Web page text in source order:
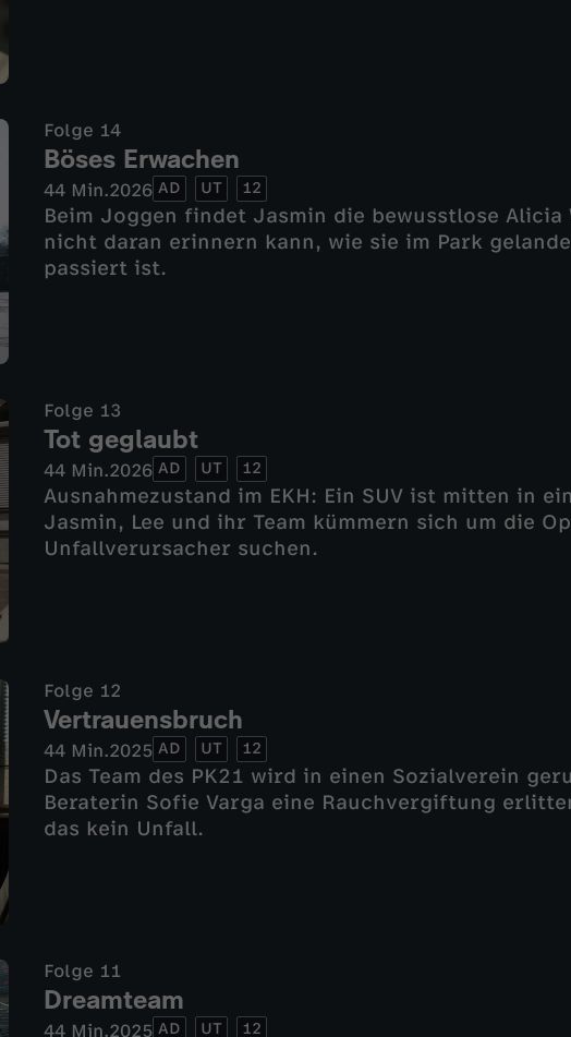
Folge 14
Böses Erwachen
44 Min.2026 AD UT 12
Beim Joggen findet Jasmin die bewusstlose Alicia
nicht daran erinnern kann, wie sie im Park
passiert ist.
Folge 13
Tot geglaubt
44 Min.2026 AD UT 12
Ausnahmezustand im EKH: Ein SUV ist mitten in
Jasmin, Lee und ihr Team kümmern sich um die
Unfallverursacher suchen.
Folge 12
Vertrauensbruch
44 Min.2025 AD UT 12
Das Team des PK21 wird in einen Sozialverein
Beraterin Sofie Varga eine Rauchvergiftung
das kein Unfall.
Folge 11
Dreamteam
44 Min.2025 AD UT 12